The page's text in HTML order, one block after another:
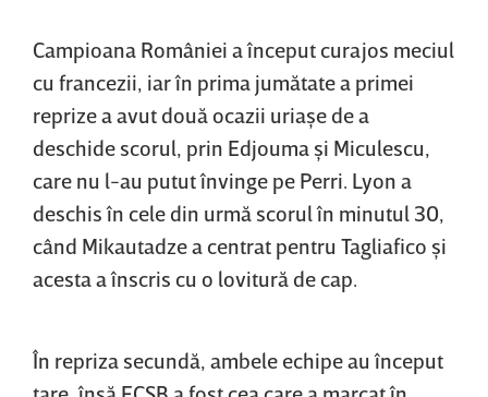
Campioana României a început curajos meciul
cu francezii, iar în prima jumătate a primei
reprize a avut două ocazii uriaşe de a
deschide scorul, prin Edjouma şi Miculescu,
care nu l-au putut învinge pe Perri. Lyon a
deschis în cele din urmă scorul în minutul 30,
când Mikautadze a centrat pentru Tagliafico şi
acesta a înscris cu o lovitură de cap.
În repriza secundă, ambele echipe au început